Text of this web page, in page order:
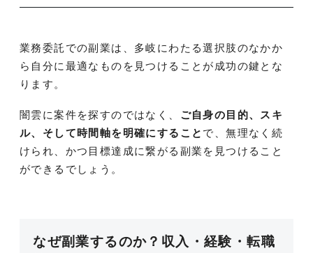
業務委託での副業は、多岐にわたる選択肢のなかか
ら自分に最適なものを見つけることが成功の鍵とな
ります。
闇雲に案件を探すのではなく、 ご自身の目的、スキ
ル、そして時間軸を明確にすること で、無理なく続
けられ、かつ目標達成に繋がる副業を見つけること
ができるでしょう。
なぜ副業するのか？収入・経験・転職